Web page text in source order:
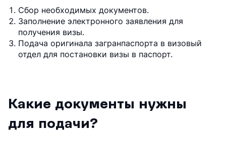
Сбор необходимых документов.
Заполнение электронного заявления для
получения визы.
Подача оригинала загранпаспорта в визовый
отдел для постановки визы в паспорт.
Какие документы нужны
для подачи?